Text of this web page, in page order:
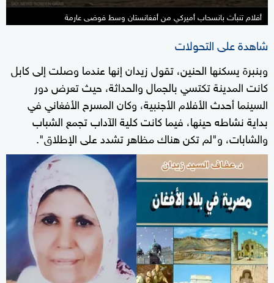
أفلام تنبأت بانسحاب أميركي من أفغانستان وسط فوضى عارمة
شاهدة على التحولات
وبنبرة يسكنها الحنين، تقول زيدان إنها عندما وصلت إلى كابل
كانت المدينة تكتسي بالجمال والحداثة، حيث تعرض دور
السينما أحدث الأفلام الأجنبية، وكان المسرح الأفغاني في
بداية نشاطه حينها، فيما كانت كلية الآداب تجمع الشباب
والشابات، و"لم تكن هناك مظاهر تشدد على الإطلاق".